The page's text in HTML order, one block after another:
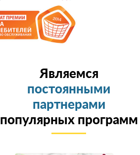
Являемся
постоянными
партнерами
популярных программ